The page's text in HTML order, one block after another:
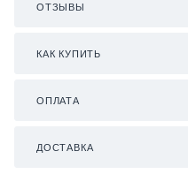
ОТЗЫВЫ
КАК КУПИТЬ
ОПЛАТА
ДОСТАВКА